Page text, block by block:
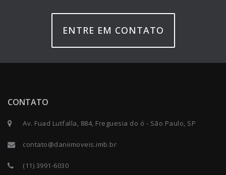
ENTRE EM CONTATO
CONTATO
Av. Fuad Lutfalla, 884, Freguesia do ó - São Paulo, SP
contato@daniimoveis.imb.br
(11) 3991-6030